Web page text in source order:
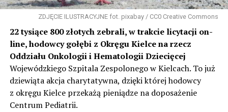
ZDJĘCIE ILUSTRACYJNE fot. pixabay / CC0 Creative Commons
22 tysiące 800 złotych zebrali, w trakcie licytacji on-
line, hodowcy gołębi z Okręgu Kielce na rzecz
Oddziału Onkologii i Hematologii Dziecięcej
Wojewódzkiego Szpitala Zespolonego w Kielcach. To już
dziewiąta akcja charytatywna, dzięki której hodowcy
z okręgu Kielce przekażą pieniądze na doposażenie
Centrum Pediatrii.